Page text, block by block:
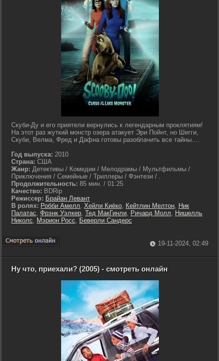
Скуби-Ду и его приятели вернулись к легендарным проклятиям!
На этот раз жуткий монстр озера атакует Эри Пойнт, но Шегги,
Скуби, Велма, Фред и Дафна готовы разоблачить все тайны....
Год выпуска: 2010
Страна: США
Жанр: Детективы / Комедии / Мелодрамы / Мультфильмы /
Приключения / Семейные / Триллеры / Фэнтези / .
Продолжительность: 85 мин. / 01:25
Качество: BDRip
Режиссер: Брайан Левант
В ролях: Робби Амелл, Хейли Киёко, Кейтлин Мелтон, Ник
Палатас, Фрэнк Уэлкер, Тед МакГинли, Ричард Молл, Нишелль
Николс, Мэрион Росс, Беверли Сандерс
19-11-2024, 02:49
Ну что, приехали? (2005) - смотреть онлайн